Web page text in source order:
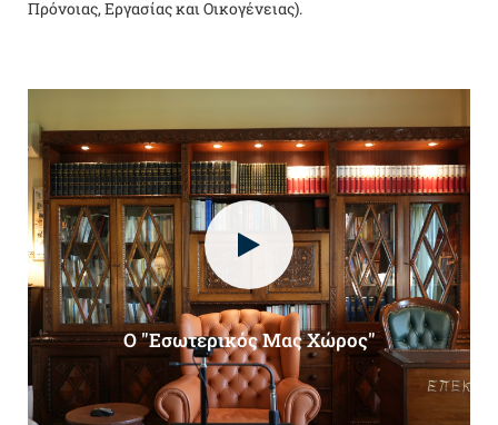
Πρόνοιας, Εργασίας και Οικογένειας).
O "Εσωτερικός Μας Χώρος"